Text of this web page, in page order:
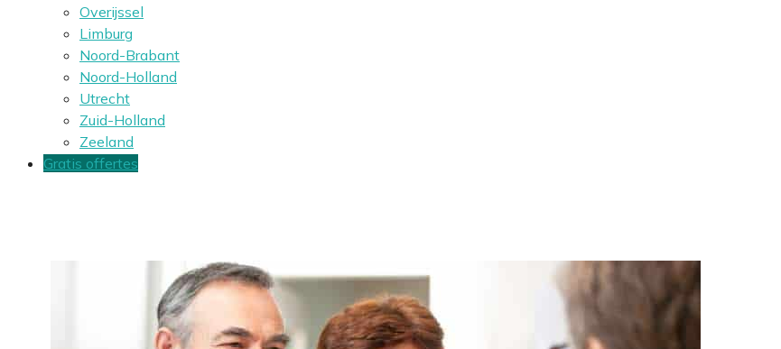
Overijssel
Limburg
Noord-Brabant
Noord-Holland
Utrecht
Zuid-Holland
Zeeland
Gratis offertes